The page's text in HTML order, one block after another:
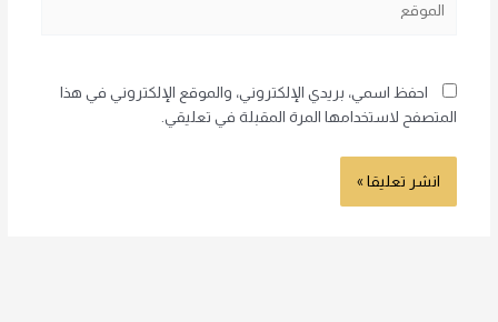
احفظ اسمي، بريدي الإلكتروني، والموقع الإلكتروني في هذا
المتصفح لاستخدامها المرة المقبلة في تعليقي.